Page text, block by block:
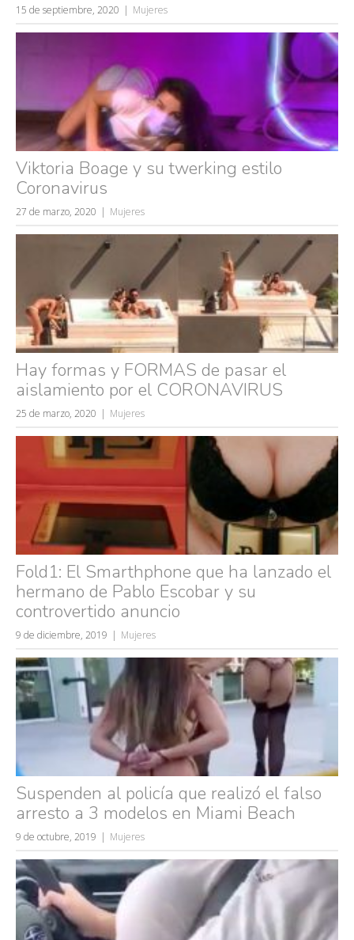
15 de septiembre, 2020 Mujeres
Viktoria Boage y su twerking estilo
Coronavirus
27 de marzo, 2020 Mujeres
Hay formas y FORMAS de pasar el
aislamiento por el CORONAVIRUS
25 de marzo, 2020 Mujeres
Fold1: El Smarthphone que ha lanzado el
hermano de Pablo Escobar y su
controvertido anuncio
9 de diciembre, 2019 Mujeres
Suspenden al policía que realizó el falso
arresto a 3 modelos en Miami Beach
9 de octubre, 2019 Mujeres